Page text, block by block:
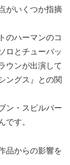
がいくつか指摘
のハーマンのコ
ロとチューバッ
ウンが出演して
ングス』との関
ン・スピルバー
です。
品からの影響を